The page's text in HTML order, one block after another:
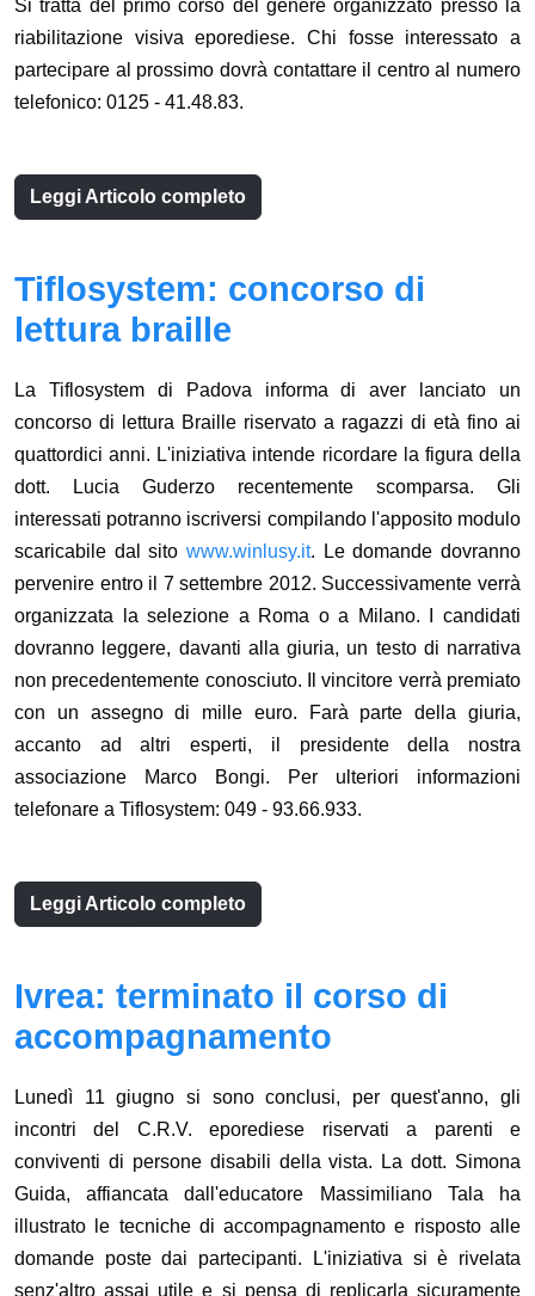
Si tratta del primo corso del genere organizzato presso la
riabilitazione visiva eporediese. Chi fosse interessato a
partecipare al prossimo dovrà contattare il centro al numero
telefonico: 0125 - 41.48.83.
Leggi Articolo completo
Tiflosystem: concorso di
lettura braille
La Tiflosystem di Padova informa di aver lanciato un
concorso di lettura Braille riservato a ragazzi di età fino ai
quattordici anni. L'iniziativa intende ricordare la figura della
dott. Lucia Guderzo recentemente scomparsa. Gli
interessati potranno iscriversi compilando l'apposito modulo
scaricabile dal sito www.winlusy.it. Le domande dovranno
pervenire entro il 7 settembre 2012. Successivamente verrà
organizzata la selezione a Roma o a Milano. I candidati
dovranno leggere, davanti alla giuria, un testo di narrativa
non precedentemente conosciuto. Il vincitore verrà premiato
con un assegno di mille euro. Farà parte della giuria,
accanto ad altri esperti, il presidente della nostra
associazione Marco Bongi. Per ulteriori informazioni
telefonare a Tiflosystem: 049 - 93.66.933.
Leggi Articolo completo
Ivrea: terminato il corso di
accompagnamento
Lunedì 11 giugno si sono conclusi, per quest'anno, gli
incontri del C.R.V. eporediese riservati a parenti e
conviventi di persone disabili della vista. La dott. Simona
Guida, affiancata dall'educatore Massimiliano Tala ha
illustrato le tecniche di accompagnamento e risposto alle
domande poste dai partecipanti. L'iniziativa si è rivelata
senz'altro assai utile e si pensa di replicarla sicuramente